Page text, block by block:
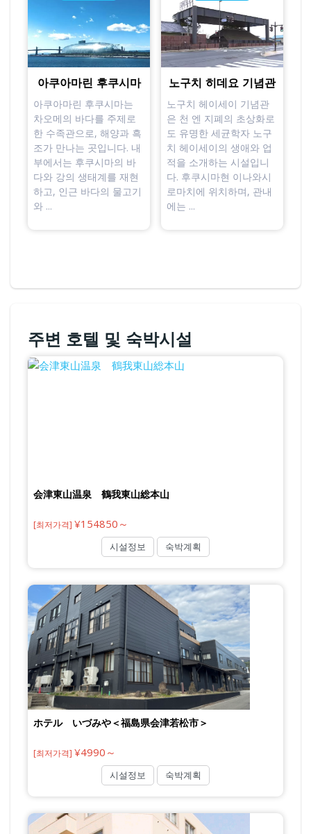
아쿠아마린 후쿠시마
아쿠아마린 후쿠시마는
차오메의 바다를 주제로
한 수족관으로, 해양과 흑
조가 만나는 곳입니다. 내
부에서는 후쿠시마의 바
다와 강의 생태계를 재현
하고, 인근 바다의 물고기
와 ...
노구치 히데요 기념관
노구치 헤이세이 기념관
은 천 엔 지폐의 초상화로
도 유명한 세균학자 노구
치 헤이세이의 생애와 업
적을 소개하는 시설입니
다. 후쿠시마현 이나와시
로마치에 위치하며, 관내
에는 ...
주변 호텔 및 숙박시설
会津東山温泉 鶴我東山総本山
[최저가격]¥154850～
시설정보 숙박계획
ホテル いづみや＜福島県会津若松市＞
[최저가격]¥4990～
시설정보 숙박계획